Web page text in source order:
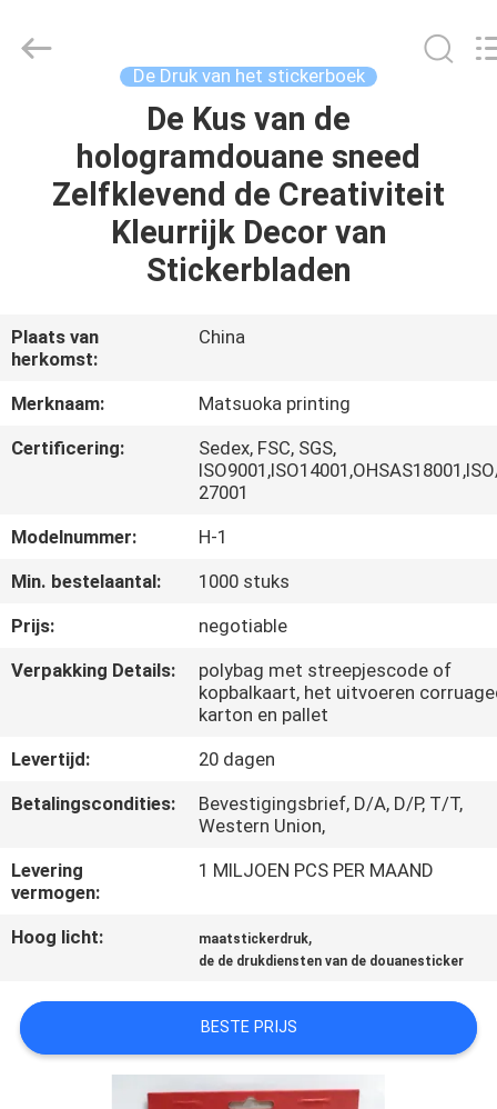
PRODUCTEN
ONGEVEER
FABRIEKSREIS
KWALITEITSCONTROLE
CONTACTEER
ONS
VERZOEK
OM
SITEMAP
PRIVACY
POLICY
printing
co.,LTD.
De Druk van het stickerboek
De Kus van de
hologramdouane sneed
Zelfklevend de Creativiteit
Kleurrijk Decor van
Stickerbladen
Plaats van
herkomst:
China
Merknaam:
Matsuoka printing
Certificering:
Sedex, FSC, SGS,
27001
Modelnummer:
H-1
Min. bestelaantal:
1000 stuks
Prijs:
negotiable
Verpakking Details:
polybag met streepjescode of
kopbalkaart, het uitvoeren
karton en pallet
Levertijd:
20 dagen
Betalingscondities:
Bevestigingsbrief, D/A, D/P, T/T,
Western Union,
Levering
vermogen:
1 MILJOEN PCS PER MAAND
Hoog licht: maatstickerdruk,
de de drukdiensten van de douanesticker
BESTE PRIJS